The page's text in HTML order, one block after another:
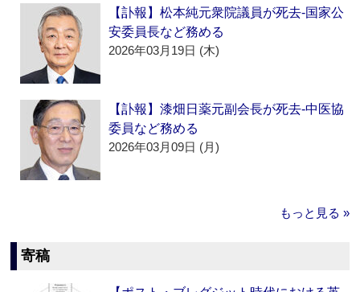
【訃報】松本純元衆院議員が死去‐国家公
安委員長など務める
2026年03月19日 (木)
【訃報】漆畑日薬元副会長が死去‐中医協
委員など務める
2026年03月09日 (月)
もっと見る »
寄稿